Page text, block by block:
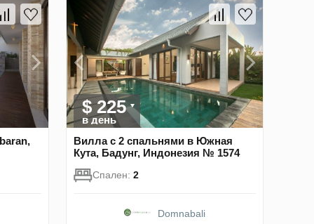
$ 225
в день
Вилла с 2 спальнями в Южная
Кута, Бадунг, Индонезия № 1574
Спален: 2
Domnabali